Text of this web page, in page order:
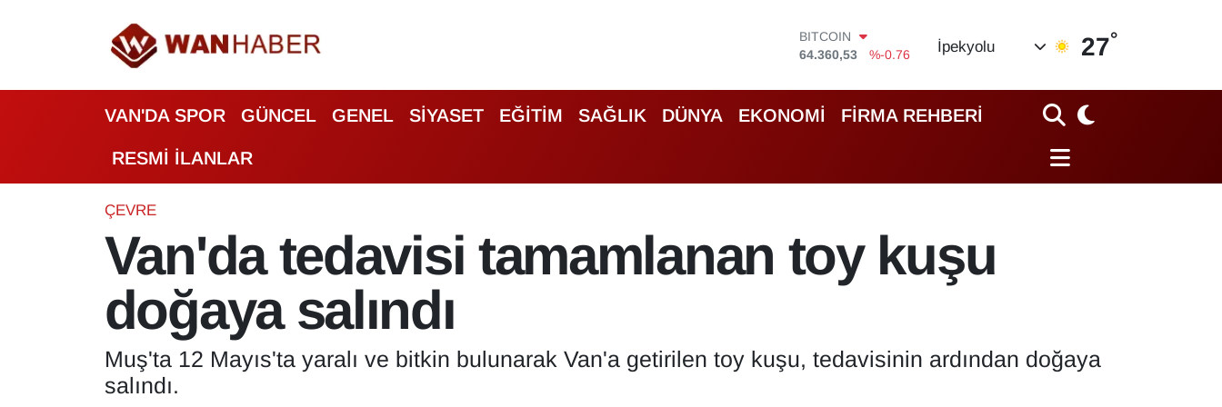
DOLAR
47,7069
%0.17
55,0265
%0.01
STERLİN
64,1897
%0.02
BİST100
64.360,53
%-0.76
İpekyolu 27°
VAN'DA SPOR GÜNCEL GENEL SİYASET EĞİTİM SAĞLIK DÜNYA EKONOMİ FİRMA REHBERİ
RESMİ İLANLAR
ÇEVRE
Van'da tedavisi tamamlanan toy kuşu
doğaya salındı
Muş'ta 12 Mayıs'ta yaralı ve bitkin bulunarak Van'a getirilen toy kuşu, tedavisinin ardından doğaya
salındı.
ASAYİŞ
BİLİM VE TEKNOLOJİ
Biyografi
Bölge Haberleri
Deprem
Dernekler, Odalar
Van Nöbetçi Eczaneler
Van Hava Durumu
Van Namaz Vakitleri
Van Trafik Yoğunluk Haritası
Süper Lig Puan Durumu ve Fikstür
Tüm Manşetler
Son Dakika Haberleri
Haber Arşivi